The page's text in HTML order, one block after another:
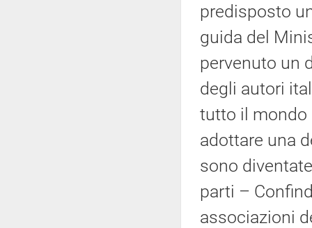
predisposto
guida del
pervenuto un
degli autori
tutto il mondo
adottare una
sono
parti –
associazioni